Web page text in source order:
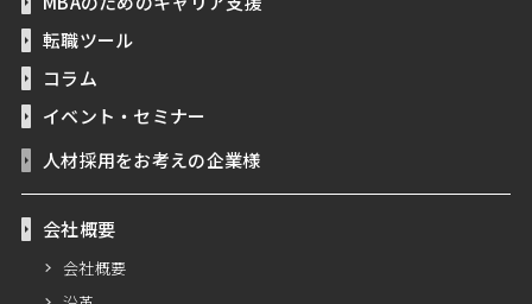
転職ツール
コラム
イベント・セミナー
人材採用をお考えの企業様
会社概要
会社概要